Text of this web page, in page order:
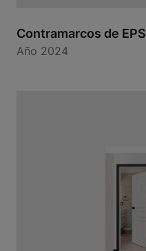
Contramarcos de EPS
Año 2024